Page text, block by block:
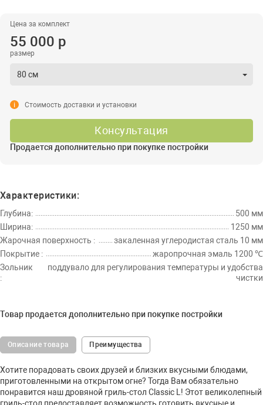
Цена за комплект
55 000 р
размер
80 см
Консультация
Продается дополнительно при покупке постройки
i Стоимость доставки и установки
Характеристики:
Глубина:
500 мм
Ширина:
1250 мм
Жарочная поверхность :
закаленная углеродистая сталь 10 мм
Покрытие :
жаропрочная эмаль 1200 ℃
Зольник
:
поддувало для регулирования температуры и удобства
чистки
Товар продается дополнительно при покупке постройки
Описание товара Преимущества
Хотите порадовать своих друзей и близких вкусными блюдами,
приготовленными на открытом огне? Тогда Вам обязательно
понравится наш дровяной гриль-стол Classic L! Этот великолепный